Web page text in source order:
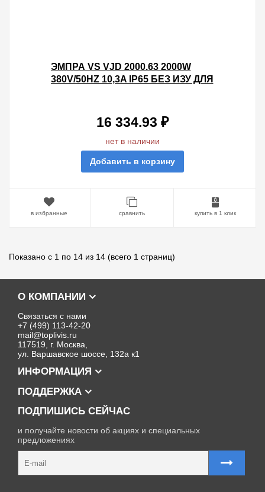
ЭМПРА VS VJD 2000.63 2000W
380V/50HZ 10,3A IP65 БЕЗ ИЗУ ДЛЯ
16 334.93 ₽
нет в наличии
Добавить в корзину
в избранные сравнить купить в 1 клик
Показано с 1 по 14 из 14 (всего 1 страниц)
О КОМПАНИИ
Связаться с нами
+7 (499) 113-42-20
mail@toplivis.ru
117519, г. Москва,
ул. Варшавское шоссе, 132а к1
ИНФОРМАЦИЯ
ПОДДЕРЖКА
ПОДПИШИСЬ СЕЙЧАС
и получайте новости об акциях и специальных
предложениях